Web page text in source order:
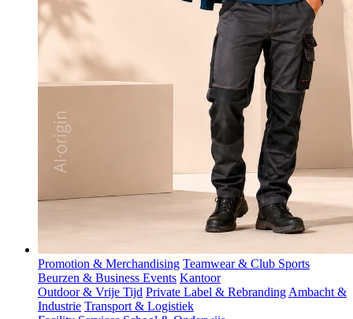
Promotion & Merchandising Teamwear & Club Sports
Beurzen & Business Events Kantoor
Outdoor & Vrije Tijd Private Label & Rebranding Ambacht &
Industrie Transport & Logistiek